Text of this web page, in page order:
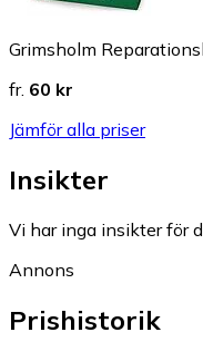
Grimsholm
fr. 60 kr
Jämför alla priser
Insikter
Vi har inga insikter för
Annons
Prishistorik